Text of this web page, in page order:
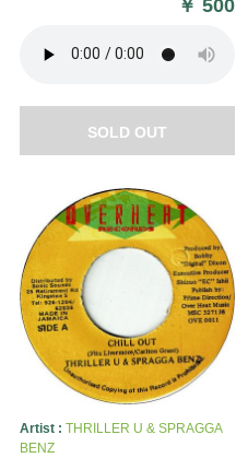
￥500
SOLD OUT
Artist : THRILLER U & SPRAGGA
BENZ